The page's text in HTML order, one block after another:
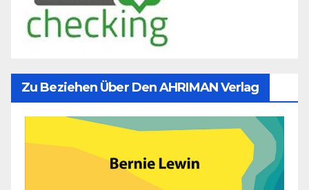
Zu Beziehen Über Den AHRIMAN Verlag